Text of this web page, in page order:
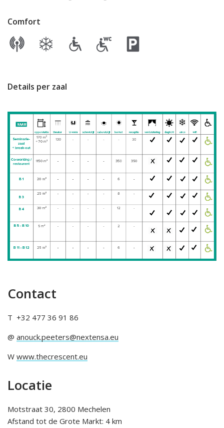
Comfort
Details per zaal
Contact
T +32 477 36 91 86
@ anouck.peeters@nextensa.eu
W www.thecrescent.eu
Locatie
Motstraat 30, 2800 Mechelen
Afstand tot de Grote Markt: 4 km